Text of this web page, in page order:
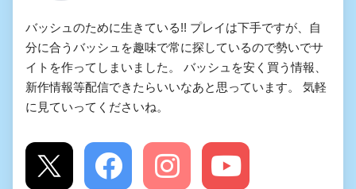
バッシュのために生きている!! プレイは下手ですが、自
分に合うバッシュを趣味で常に探しているので勢いでサ
イトを作ってしまいました。 バッシュを安く買う情報、
新作情報等配信できたらいいなあと思っています。 気軽
に見ていってくださいね。